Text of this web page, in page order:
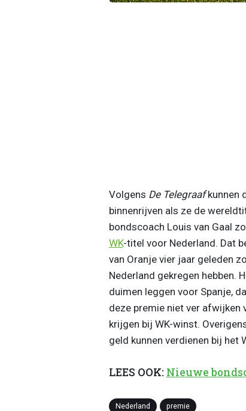
Volgens De Telegraafkunnen
binnenrijven als ze de
bondscoach Louis van Gaal
WK-titel voor Nederland. Dat
van Oranje vier jaar geleden
Nederland gekregen hebben.
duimen leggen voor Spanje,
deze premie niet ver afwijken
krijgen bij WK-winst.
geld kunnen verdienen bij het
LEES OOK: Nieuwe
Nederland premie